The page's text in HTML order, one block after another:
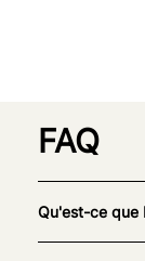
FAQ
Qu'est-ce que